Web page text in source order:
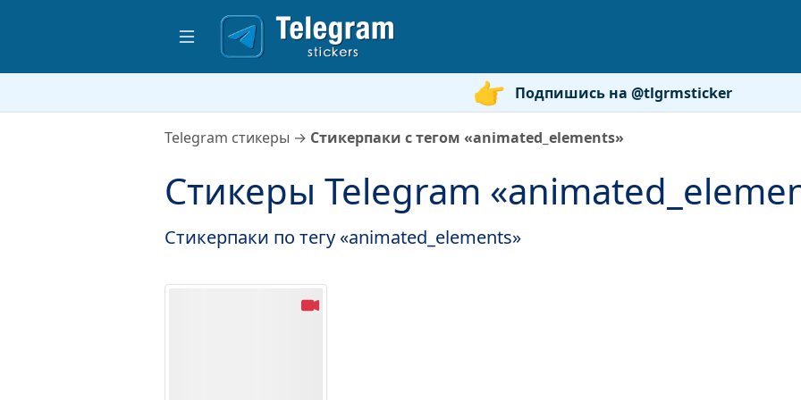
Подпишись на @tlgrmsticker
Telegram стикеры → Стикерпаки с тегом «animated_elements»
Стикеры Telegram
Стикерпаки по тегу «animated_elements»